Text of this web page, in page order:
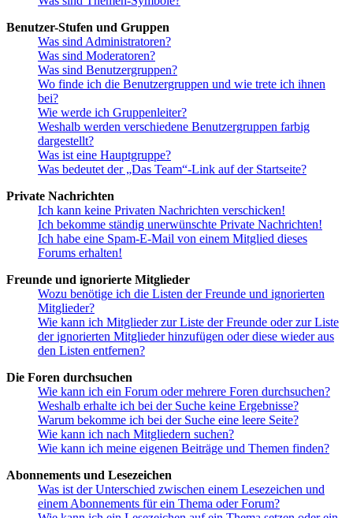
Benutzer-Stufen und Gruppen
Was sind Administratoren?
Was sind Moderatoren?
Was sind Benutzergruppen?
Wo finde ich die Benutzergruppen und wie trete ich ihnen
bei?
Wie werde ich Gruppenleiter?
Weshalb werden verschiedene Benutzergruppen farbig
dargestellt?
Was ist eine Hauptgruppe?
Was bedeutet der „Das Team“-Link auf der Startseite?
Private Nachrichten
Ich kann keine Privaten Nachrichten verschicken!
Ich bekomme ständig unerwünschte Private Nachrichten!
Ich habe eine Spam-E-Mail von einem Mitglied dieses
Forums erhalten!
Freunde und ignorierte Mitglieder
Wozu benötige ich die Listen der Freunde und ignorierten
Mitglieder?
Wie kann ich Mitglieder zur Liste der Freunde oder zur Liste
der ignorierten Mitglieder hinzufügen oder diese wieder aus
den Listen entfernen?
Die Foren durchsuchen
Wie kann ich ein Forum oder mehrere Foren durchsuchen?
Weshalb erhalte ich bei der Suche keine Ergebnisse?
Warum bekomme ich bei der Suche eine leere Seite?
Wie kann ich nach Mitgliedern suchen?
Wie kann ich meine eigenen Beiträge und Themen finden?
Abonnements und Lesezeichen
Was ist der Unterschied zwischen einem Lesezeichen und
einem Abonnements für ein Thema oder Forum?